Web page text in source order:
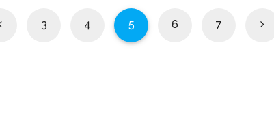
3 4 5 6 7